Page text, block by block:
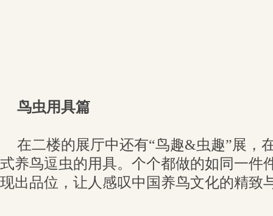
鸟虫用具篇
在二楼的展厅中还有“鸟趣&虫趣”展，
式养鸟逗虫的用具。个个都做的如同一件
现出品位，让人感叹中国养鸟文化的精致